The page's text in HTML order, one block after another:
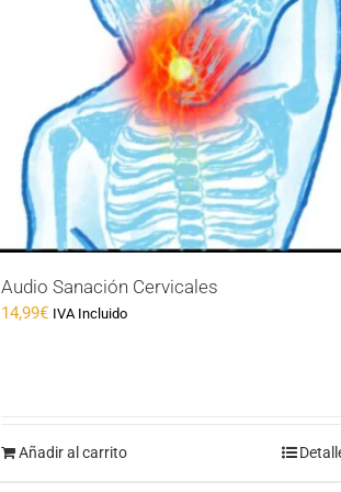
Audio Sanación Cervicales
14,99€ IVA Incluido
Añadir al carrito